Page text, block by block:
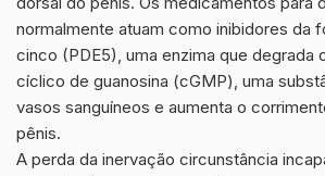
normalmente atuam como inibidores da
cinco (PDE5), uma enzima que degrada
cíclico de guanosina (cGMP), uma
vasos sanguíneos e aumenta o
pênis.
A perda da inervação circunstância